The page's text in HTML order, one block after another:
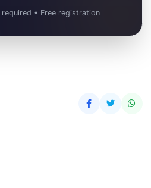
• Free registration